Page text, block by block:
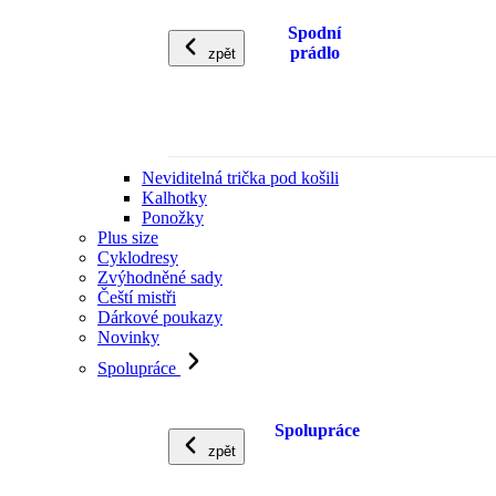
zpět
Spodní
prádlo
Neviditelná trička pod košili
Kalhotky
Ponožky
Plus size
Cyklodresy
Zvýhodněné sady
Čeští mistři
Dárkové poukazy
Novinky
Spolupráce
zpět
Spolupráce